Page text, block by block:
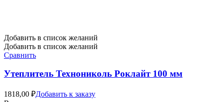
Добавить в список желаний
Добавить в список желаний
Сравнить
Утеплитель Технониколь Роклайт 100 мм
1818,00 ₽Добавить к заказу